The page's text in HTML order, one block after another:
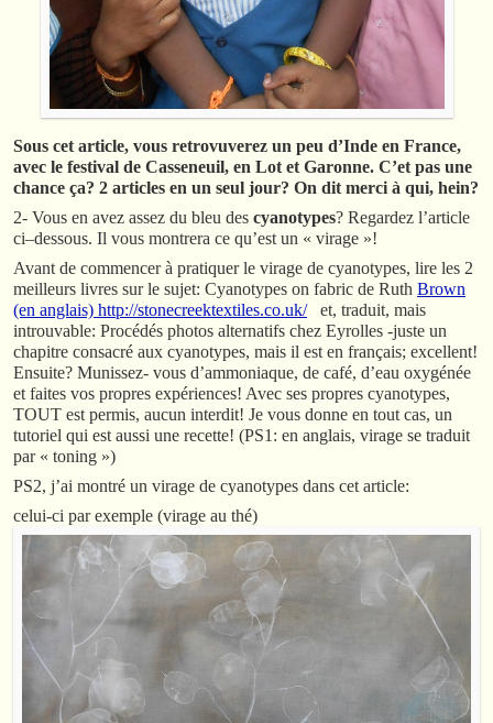
Sous cet article, vous retrovuverez un peu d’Inde en France,
avec le festival de Casseneuil, en Lot et Garonne. C’et pas une
chance ça? 2 articles en un seul jour? On dit merci à qui, hein?
2- Vous en avez assez du bleu des cyanotypes? Regardez l’article
ci–dessous. Il vous montrera ce qu’est un « virage »!
Avant de commencer à pratiquer le virage de cyanotypes, lire les 2
meilleurs livres sur le sujet: Cyanotypes on fabric de Ruth Brown
(en anglais) http://stonecreektextiles.co.uk/et, traduit, mais
introuvable: Procédés photos alternatifs chez Eyrolles -juste un
chapitre consacré aux cyanotypes, mais il est en français; excellent!
Ensuite? Munissez- vous d’ammoniaque, de café, d’eau oxygénée
et faites vos propres expériences! Avec ses propres cyanotypes,
TOUT est permis, aucun interdit! Je vous donne en tout cas, un
tutoriel qui est aussi une recette! (PS1: en anglais, virage se traduit
par « toning »)
PS2, j’ai montré un virage de cyanotypes dans cet article:
celui-ci par exemple (virage au thé)